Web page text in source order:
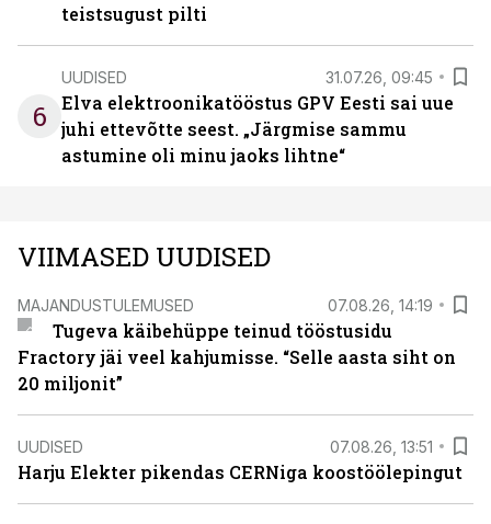
teistsugust pilti
6
UUDISED 31.07.26, 09:45
Elva elektroonikatööstus GPV Eesti sai uue
juhi ettevõtte seest. „Järgmise sammu
astumine oli minu jaoks lihtne“
VIIMASED UUDISED
MAJANDUSTULEMUSED 07.08.26, 14:19
Tugeva käibehüppe teinud tööstusidu
Fractory jäi veel kahjumisse. “Selle aasta siht on
20 miljonit”
UUDISED 07.08.26, 13:51
Harju Elekter pikendas CERNiga koostöölepingut